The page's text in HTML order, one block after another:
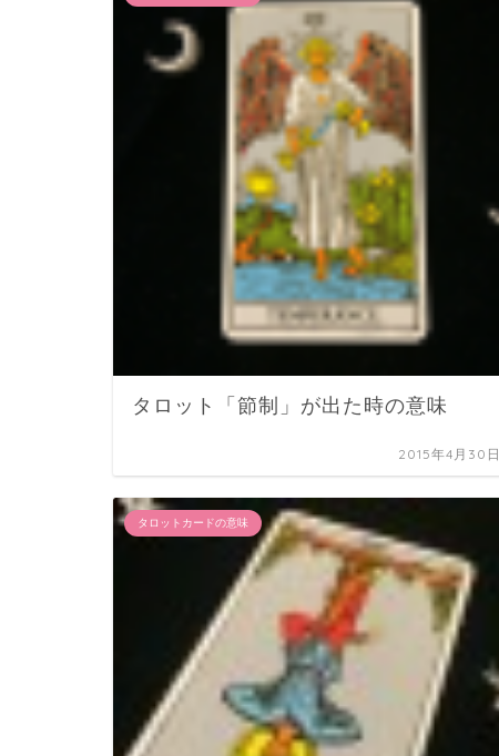
タロット「節制」が出た時の意味
2015年4月30日
タロットカードの意味